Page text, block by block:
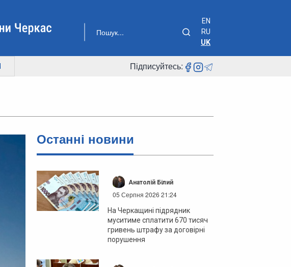
EN
RU
UK
Підписуйтесь:
Останні новини
Анатолій Білий
05 Серпня 2026 21:24
На Черкащині підрядник
муситиме сплатити 670 тисяч
гривень штрафу за договірні
порушення